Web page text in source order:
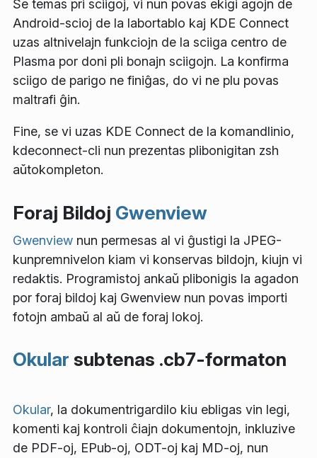
Se temas pri sciigoj, vi nun povas ekigi agojn de
Android-scioj de la labortablo kaj KDE Connect
uzas altnivelajn funkciojn de la sciiga centro de
Plasma por doni pli bonajn sciigojn. La konfirma
sciigo de parigo ne finiĝas, do vi ne plu povas
maltrafi ĝin.
Fine, se vi uzas KDE Connect de la komandlinio,
kdeconnect-cli nun prezentas plibonigitan zsh
aŭtokompleton.
Foraj Bildoj Gwenview
Gwenview nun permesas al vi ĝustigi la JPEG-
kunpremnivelon kiam vi konservas bildojn, kiujn vi
redaktis. Programistoj ankaŭ plibonigis la agadon
por foraj bildoj kaj Gwenview nun povas importi
fotojn ambaŭ al aŭ de foraj lokoj.
Okular subtenas .cb7-formaton
Okular, la dokumentrigardilo kiu ebligas vin legi,
komenti kaj kontroli ĉiajn dokumentojn, inkluzive
de PDF-oj, EPub-oj, ODT-oj kaj MD-oj, nun